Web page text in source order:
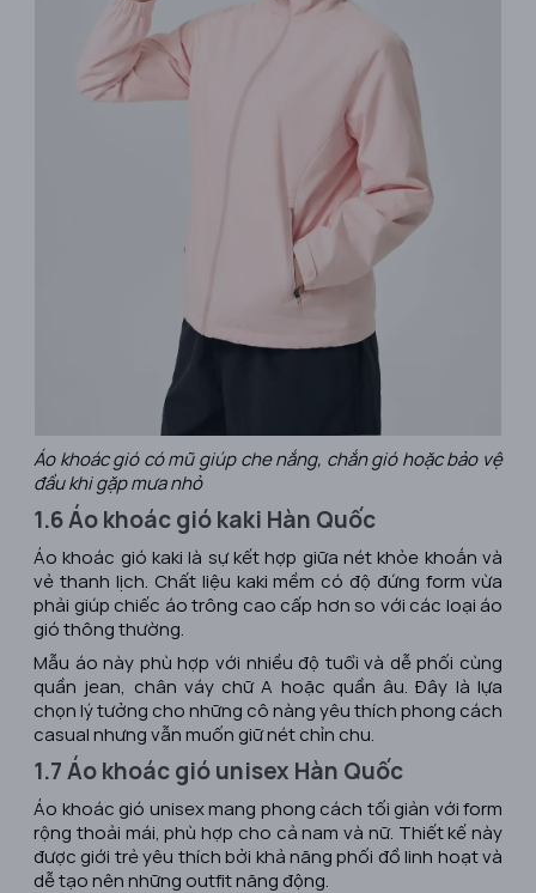
Áo khoác gió có mũ giúp che nắng, chắn gió hoặc bảo vệ
đầu khi gặp mưa nhỏ
1.6 Áo khoác gió kaki Hàn Quốc
Áo khoác gió kaki là sự kết hợp giữa nét khỏe khoắn và
vẻ thanh lịch. Chất liệu kaki mềm có độ đứng form vừa
phải giúp chiếc áo trông cao cấp hơn so với các loại áo
gió thông thường.
Mẫu áo này phù hợp với nhiều độ tuổi và dễ phối cùng
quần jean, chân váy chữ A hoặc quần âu. Đây là lựa
chọn lý tưởng cho những cô nàng yêu thích phong cách
casual nhưng vẫn muốn giữ nét chỉn chu.
1.7 Áo khoác gió unisex Hàn Quốc
Áo khoác gió unisex mang phong cách tối giản với form
rộng thoải mái, phù hợp cho cả nam và nữ. Thiết kế này
được giới trẻ yêu thích bởi khả năng phối đồ linh hoạt và
dễ tạo nên những outfit năng động.